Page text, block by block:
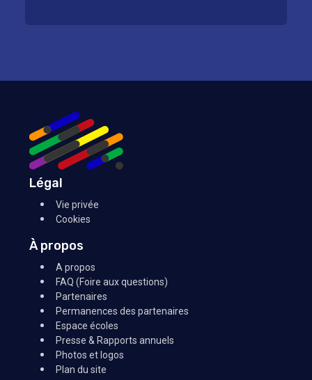
Légal
Vie privée
Cookies
À propos
A propos
FAQ (Foire aux questions)
Partenaires
Permanences des partenaires
Espace écoles
Presse & Rapports annuels
Photos et logos
Plan du site